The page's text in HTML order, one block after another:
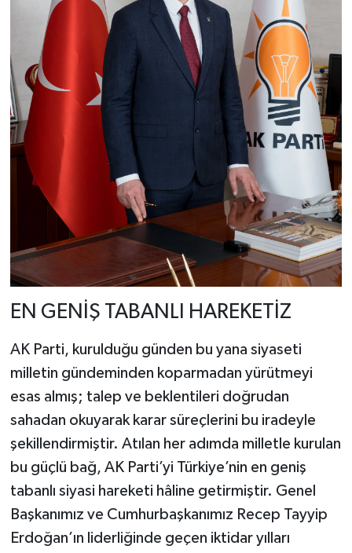
EN GENİŞ TABANLI HAREKETİZ
AK Parti, kurulduğu günden bu yana siyaseti
milletin gündeminden koparmadan yürütmeyi
esas almış; talep ve beklentileri doğrudan
sahadan okuyarak karar süreçlerini bu iradeyle
şekillendirmiştir. Atılan her adımda milletle kurulan
bu güçlü bağ, AK Parti’yi Türkiye’nin en geniş
tabanlı siyasi hareketi hâline getirmiştir. Genel
Başkanımız ve Cumhurbaşkanımız Recep Tayyip
Erdoğan’ın liderliğinde geçen iktidar yılları